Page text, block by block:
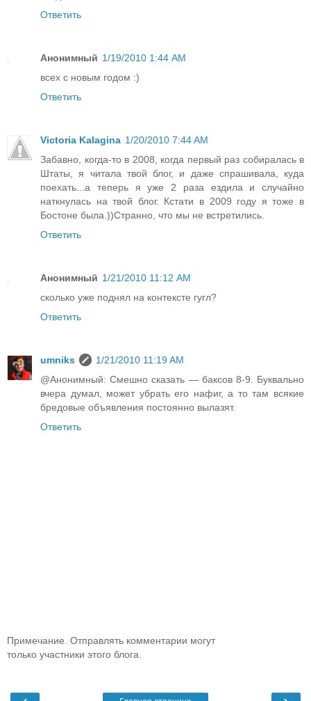
Ответить
Анонимный 1/19/2010 1:44 AM
всех с новым годом :)
Ответить
Victoria Kalagina 1/20/2010 7:44 AM
Забавно, когда-то в 2008, когда первый раз собиралась в
Штаты, я читала твой блог, и даже спрашивала, куда
поехать...а теперь я уже 2 раза ездила и случайно
наткнулась на твой блог. Кстати в 2009 году я тоже в
Бостоне была.))Странно, что мы не встретились.
Ответить
Анонимный 1/21/2010 11:12 AM
сколько уже поднял на контексте гугл?
Ответить
umniks
1/21/2010 11:19 AM
@Анонимный: Смешно сказать — баксов 8-9. Буквально
вчера думал, может убрать его нафиг, а то там всякие
бредовые объявления постоянно вылазят.
Ответить
Примечание. Отправлять комментарии могут
только участники этого блога.